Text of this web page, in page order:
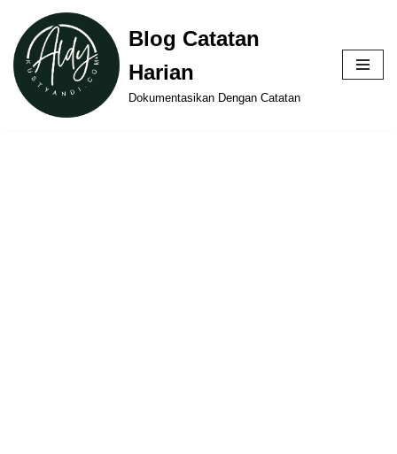
Skip
to
content
Blog Catatan
Harian
Dokumentasikan Dengan Catatan